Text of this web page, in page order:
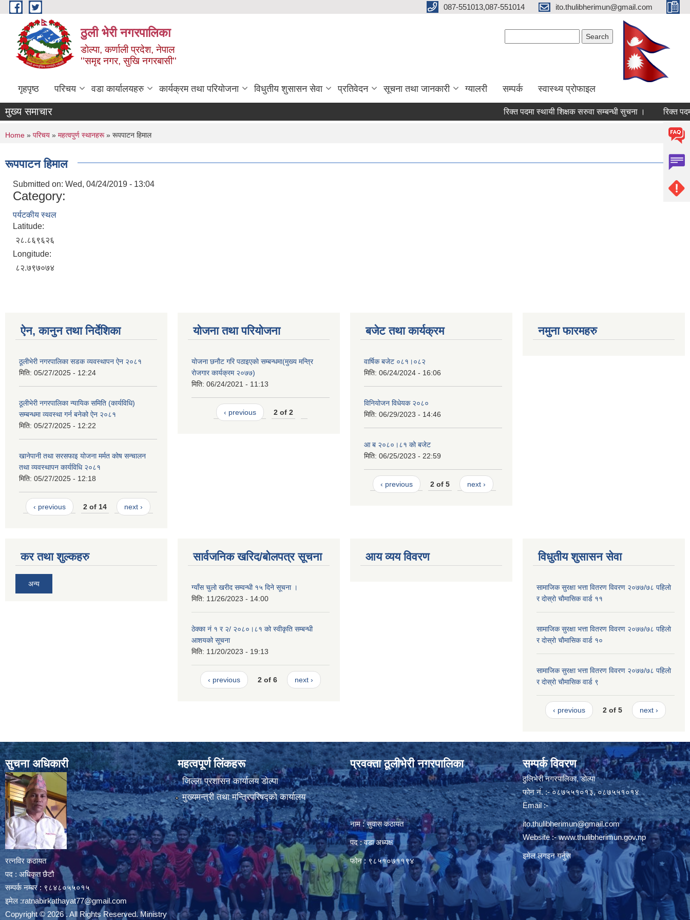
Skip to main content 087-551013,087-551014 ito.thulibherimun@gmail.com
ठुली भेरी नगरपालिका
डाेल्पा, कर्णाली प्रदेश, नेपाल
''समृद्द नगर, सुखि नगरबासी''
गृहपृष्ठ परिचय वडा कार्यालयहरु कार्यक्रम तथा परियोजना विधुतीय शुसासन सेवा प्रतिवेदन सूचना तथा जानकारी ग्यालरी सम्पर्क स्वास्थ्य प्राेफाइल
मुख्य समाचार रिक्त पदमा स्थायी शिक्षक सरुवा सम्बन्धी सुचना । रिक्त पदमा
You are here
Home » परिचय » महत्वपुर्ण स्थानहरू» रूपपाटन हिमाल
रूपपाटन हिमाल
Submitted on: Wed, 04/24/2019 - 13:04
Category:
पर्यटकीय स्थल
Latitude:
२८.८६९६२६
Longitude:
८२.७९७०७४
ऐन, कानुन तथा निर्देशिका
ठूलीभेरी नगरपालिका सडक व्यवस्थापन ऐन २०८१
मिति: 05/27/2025 - 12:24
ठूलीभेरी नगरपालिका न्यायिक समिति (कार्यविधि)
सम्बन्धमा व्यवस्था गर्न बनेको ऐन २०८१
मिति: 05/27/2025 - 12:22
खानेपानी तथा सरसफाइ योजना मर्मत कोष सन्चालन
तथा व्यवस्थापन कार्यविधि २०८१
मिति: 05/27/2025 - 12:18
‹ previous 2 of 14 next ›
योजना तथा परियोजना
याेजना छनाैट गरि पठाइएकाे सम्बन्धमा(मुख्य मन्त्रि
राेजगार कार्यक्रम २०७७)
मिति: 06/24/2021 - 11:13
‹ previous 2 of 2
बजेट तथा कार्यक्रम
वार्षिक बजेट ०८१।०८२
मिति: 06/24/2024 - 16:06
विनियोजन विधेयक २०८०
मिति: 06/29/2023 - 14:46
आ ब २०८०।८१ को बजेट
मिति: 06/25/2023 - 22:59
‹ previous 2 of 5 next ›
नमुना फारमहरु
कर तथा शुल्कहरु
अन्य
सार्वजनिक खरिद/बोलपत्र सूचना
ग्याँस चुलो खरीद सम्वन्धी १५ दिने सूचना ।
मिति: 11/26/2023 - 14:00
ठेक्का नं १ र २/ २०८०।८१ को स्वीकृति सम्बन्धी
आशयको सूचना
मिति: 11/20/2023 - 19:13
‹ previous 2 of 6 next ›
आय व्यय विवरण विधुतीय शुसासन सेवा
सामाजिक सुरक्षा भत्ता वितरण विवरण २०७७/७८ पहिलाे
र दाेस्राे चाैमासिक वार्ड ११
सामाजिक सुरक्षा भत्ता वितरण विवरण २०७७/७८ पहिलाे
र दाेस्राे चाैमासिक वार्ड १०
सामाजिक सुरक्षा भत्ता वितरण विवरण २०७७/७८ पहिलाे
र दाेस्राे चाैमासिक वार्ड ९
‹ previous 2 of 5 next ›
सुचना अधिकारी
रत्नविर कठायत
पद : अधिकृत छैटौ
सम्पर्क नम्बर : ९८४८०५५०१५
इमेल :ratnabirkathayat77@gmail.com
Copyright © 2026 . All Rights Reserved. Ministry
महत्वपूर्ण लिंकहरू
जिल्ला प्रशासन कार्यालय डाेल्पा
मुख्यमन्त्री तथा मन्त्रिपरिषद्को कार्यालय
प्रवक्ता ठूलीभेरी नगरपालिका
नाम : सुवास कठायत
पद : वडा अध्यक्ष
फोन : ९८५१०७११९४
सम्पर्क विवरण
ठुलिभेरी नगरपालिका, डोल्पा
फोन नं. :- ०८७५५१०१३, ०८७५५१०१४
Email :-
ito.thulibherimun@gmail.com
Website :-www.thulibherimun.gov.np
इमेल लगइन गर्नुस